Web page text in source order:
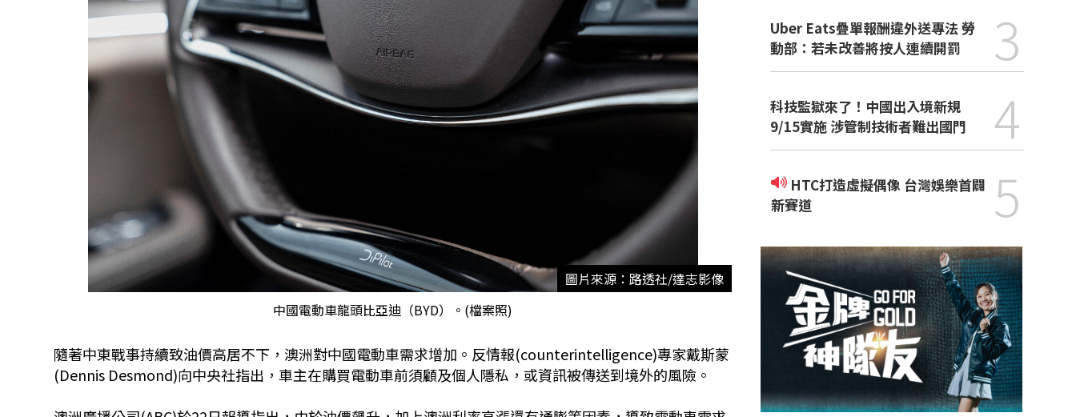
圖片來源：路透社/達志影像
中國電動車龍頭比亞迪（BYD）。(檔案照)
隨著中東戰事持續致油價高居不下，澳洲對中國電動車需求增加。反情報(counterintelligence)專家戴斯蒙
(Dennis Desmond)向中央社指出，車主在購買電動車前須顧及個人隱私，或資訊被傳送到境外的風險。
Uber Eats疊單報酬違外送專法 勞
動部：若未改善將按人連續開罰
3
科技監獄來了！中國出入境新規
9/15實施 涉管制技術者難出國門
4
新賽道
5